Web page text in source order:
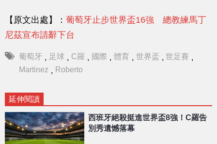
【原文出處】： 葡萄牙止步世界盃16強 總教練馬丁
尼茲宣布請辭下台
葡萄牙 , 足球 , C羅 , 國際 , 體育 , 世界盃 , 世足賽 ,
Martinez , Roberto
延伸閱讀
西班牙絕殺挺進世界盃8強！C羅告
別秀遺憾落幕